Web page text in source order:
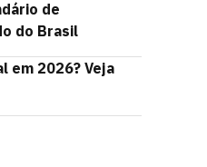
de
do Brasil
em 2026? Veja